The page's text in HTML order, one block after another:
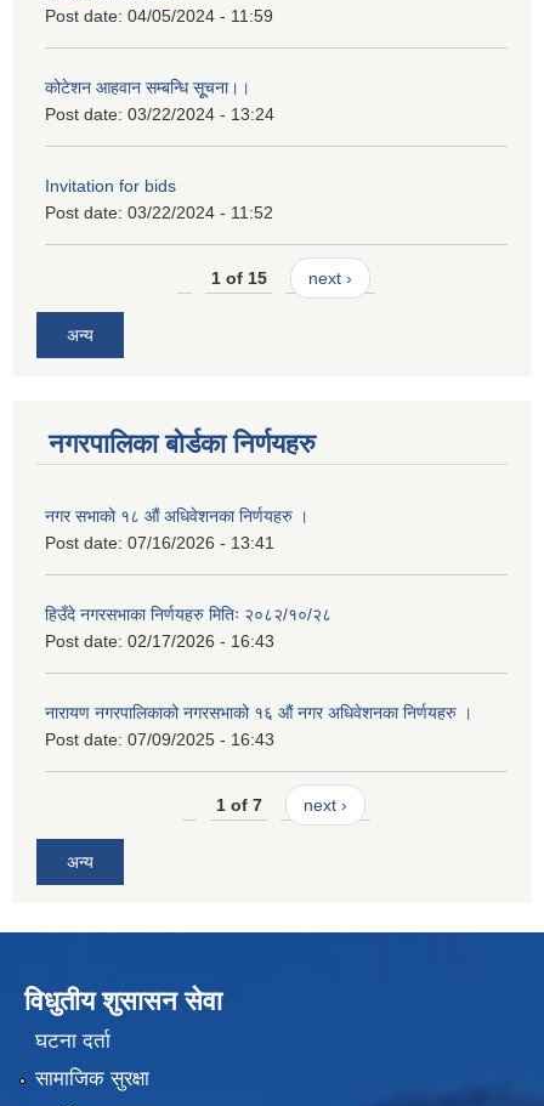
Post date: 04/05/2024 - 11:59
कोटेशन आहवान सम्बन्धि सूूचना।।
Post date: 03/22/2024 - 13:24
Invitation for bids
Post date: 03/22/2024 - 11:52
1 of 15 next ›
अन्य
नगरपालिका बोर्डका निर्णयहरु
नगर सभाको १८ औं अधिवेशनका निर्णयहरु ।
Post date: 07/16/2026 - 13:41
हिउँदे नगरसभाका निर्णयहरु मितिः २०८२/१०/२८
Post date: 02/17/2026 - 16:43
नारायण नगरपालिकाको नगरसभाको १६ औं नगर अधिवेशनका निर्णयहरु ।
Post date: 07/09/2025 - 16:43
1 of 7 next ›
अन्य
विधुतीय शुसासन सेवा
घटना दर्ता
सामाजिक सुरक्षा